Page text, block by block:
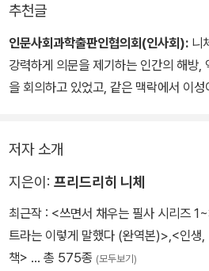
추천글
인문사회과학출판인협의회(인사회): 니
강력하게 의문을 제기하는 인간의 해방,
을 회의하고 있었고, 같은 맥락에서 이
저자 소개
지은이: 프리드리히 니체
최근작 : <쓰면서 채우는 필사 시리즈
트라는 이렇게 말했다 (완역본)> <인생,
책> … 총 575종 (모두보기)